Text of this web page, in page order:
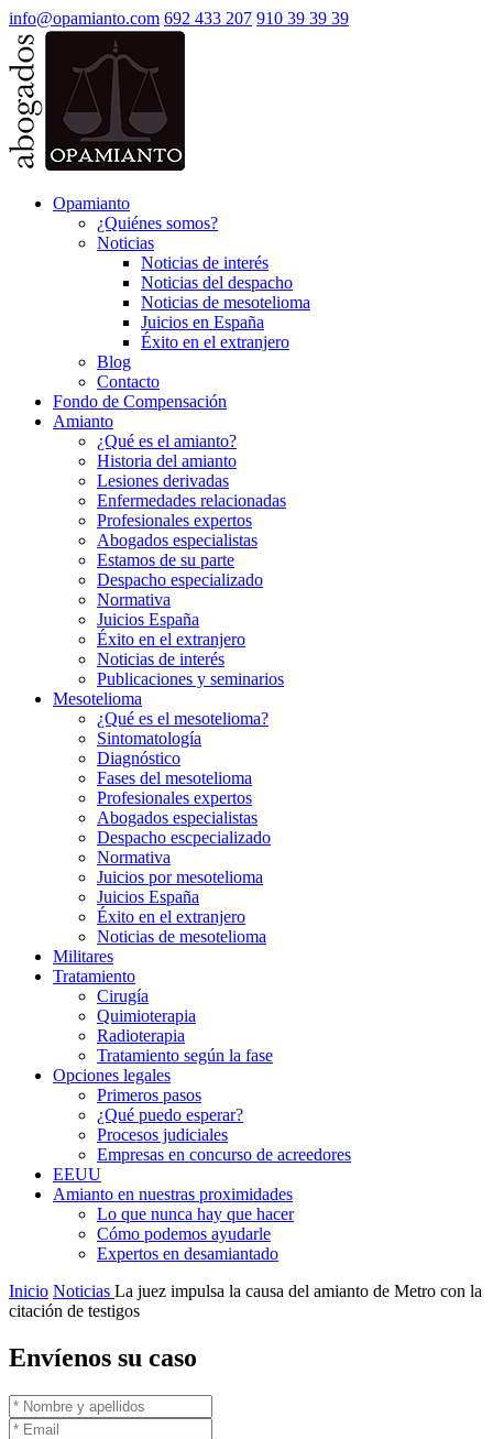
info@opamianto.com 692 433 207 910 39 39 39
Opamianto
¿Quiénes somos?
Noticias
Noticias de interés
Noticias del despacho
Noticias de mesotelioma
Juicios en España
Éxito en el extranjero
Blog
Contacto
Fondo de Compensación
Amianto
¿Qué es el amianto?
Historia del amianto
Lesiones derivadas
Enfermedades relacionadas
Profesionales expertos
Abogados especialistas
Estamos de su parte
Despacho especializado
Normativa
Juicios España
Éxito en el extranjero
Noticias de interés
Publicaciones y seminarios
Mesotelioma
¿Qué es el mesotelioma?
Sintomatología
Diagnóstico
Fases del mesotelioma
Profesionales expertos
Abogados especialistas
Despacho escpecializado
Normativa
Juicios por mesotelioma
Juicios España
Éxito en el extranjero
Noticias de mesotelioma
Militares
Tratamiento
Cirugía
Quimioterapia
Radioterapia
Tratamiento según la fase
Opciones legales
Primeros pasos
¿Qué puedo esperar?
Procesos judiciales
Empresas en concurso de acreedores
EEUU
Amianto en nuestras proximidades
Lo que nunca hay que hacer
Cómo podemos ayudarle
Expertos en desamiantado
Inicio Noticias La juez impulsa la causa del amianto de Metro con la
citación de testigos
Envíenos su caso